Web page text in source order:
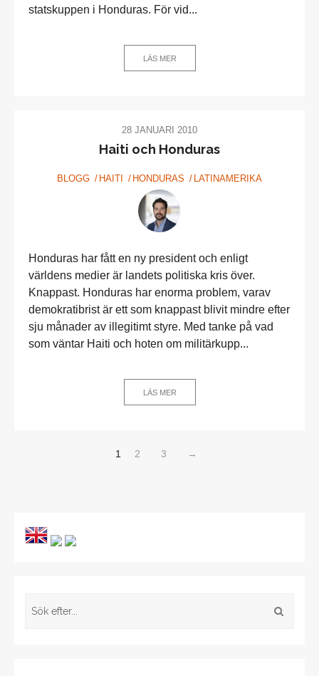
statskuppen i Honduras. För vid...
LÄS MER
28 JANUARI 2010
Haiti och Honduras
BLOGG HAITI HONDURAS LATINAMERIKA
Honduras har fått en ny president och enligt
världens medier är landets politiska kris över.
Knappast. Honduras har enorma problem, varav
demokratibrist är ett som knappast blivit mindre efter
sju månader av illegitimt styre. Med tanke på vad
som väntar Haiti och hoten om militärkupp...
LÄS MER
1 2 3 →